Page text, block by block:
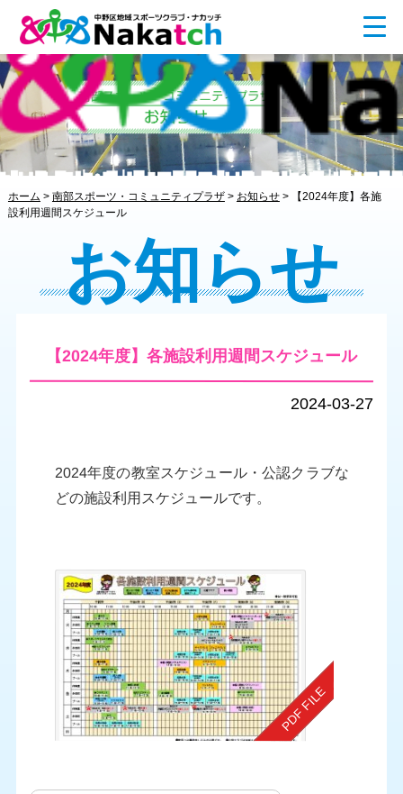
ホーム > 南部スポーツ・コミュニティプラザ> お知らせ>
【2024年度】各施
設利用週間スケジュール
お知らせ
【2024年度】各施設利用週間スケジュール
2024-03-27
2024年度の教室スケジュール・公認クラブな
どの施設利用スケジュールです。